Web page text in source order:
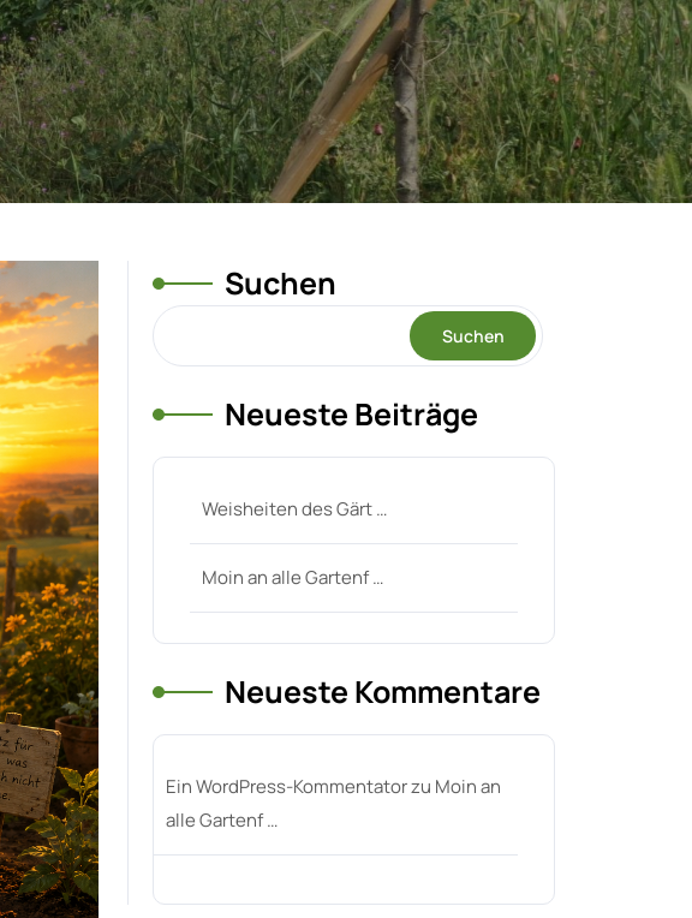
Suchen
Suchen
Neueste Beiträge
Weisheiten des Gärt …
Moin an alle Gartenf …
Neueste Kommentare
Ein WordPress-Kommentatorzu Moin an
alle Gartenf …